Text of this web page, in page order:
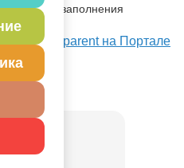
для заполнения
Transparent на Портале